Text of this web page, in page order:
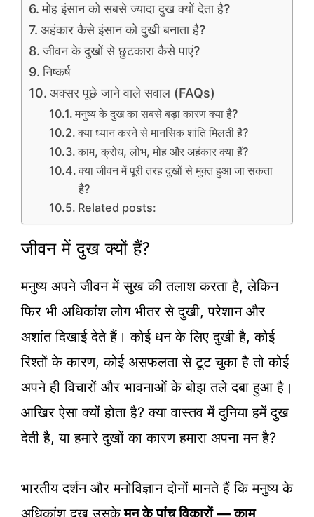
मोह इंसान को सबसे ज्यादा दुख क्यों देता है?
अहंकार कैसे इंसान को दुखी बनाता है?
जीवन के दुखों से छुटकारा कैसे पाएं?
निष्कर्ष
अक्सर पूछे जाने वाले सवाल (FAQs)
मनुष्य के दुख का सबसे बड़ा कारण क्या है?
क्या ध्यान करने से मानसिक शांति मिलती है?
काम, क्रोध, लोभ, मोह और अहंकार क्या हैं?
क्या जीवन में पूरी तरह दुखों से मुक्त हुआ जा सकता
है?
Related posts:
जीवन में दुख क्यों हैं?
मनुष्य अपने जीवन में सुख की तलाश करता है, लेकिन
फिर भी अधिकांश लोग भीतर से दुखी, परेशान और
अशांत दिखाई देते हैं। कोई धन के लिए दुखी है, कोई
रिश्तों के कारण, कोई असफलता से टूट चुका है तो कोई
अपने ही विचारों और भावनाओं के बोझ तले दबा हुआ है।
आखिर ऐसा क्यों होता है? क्या वास्तव में दुनिया हमें दुख
देती है, या हमारे दुखों का कारण हमारा अपना मन है?
भारतीय दर्शन और मनोविज्ञान दोनों मानते हैं कि मनुष्य के
अधिकांश दुख उसकेमन के पांच विकारों — काम,